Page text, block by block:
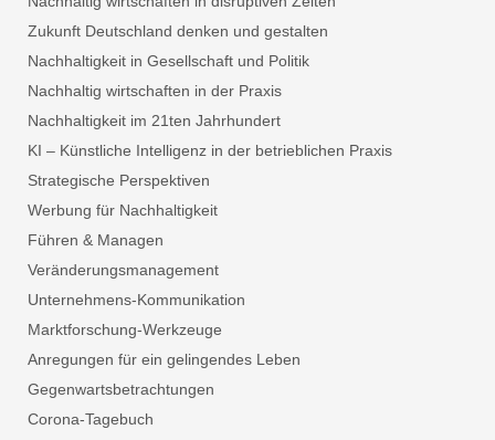
Zukunft Deutschland denken und gestalten
Nachhaltigkeit in Gesellschaft und Politik
Nachhaltig wirtschaften in der Praxis
Nachhaltigkeit im 21ten Jahrhundert
KI – Künstliche Intelligenz in der betrieblichen Praxis
Strategische Perspektiven
Werbung für Nachhaltigkeit
Führen & Managen
Veränderungsmanagement
Unternehmens-Kommunikation
Marktforschung-Werkzeuge
Anregungen für ein gelingendes Leben
Gegenwartsbetrachtungen
Corona-Tagebuch